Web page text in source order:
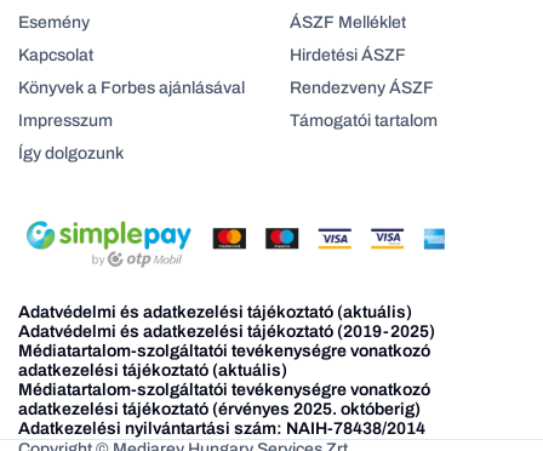
Esemény
Kapcsolat
Könyvek a Forbes ajánlásával
Impresszum
Így dolgozunk
ÁSZF Melléklet
Hirdetési ÁSZF
Rendezveny ÁSZF
Támogatói tartalom
Adatvédelmi és adatkezelési tájékoztató (aktuális)
Adatvédelmi és adatkezelési tájékoztató (2019-2025)
Médiatartalom-szolgáltatói tevékenységre vonatkozó
adatkezelési tájékoztató (aktuális)
Médiatartalom-szolgáltatói tevékenységre vonatkozó
adatkezelési tájékoztató (érvényes 2025. októberig)
Adatkezelési nyilvántartási szám: NAIH-78438/2014